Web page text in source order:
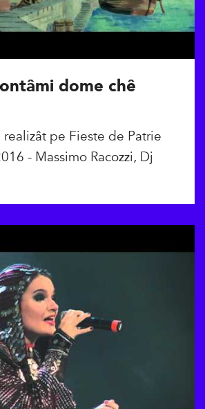
dome chê
pe Fieste de Patrie
- Massimo Racozzi, Dj